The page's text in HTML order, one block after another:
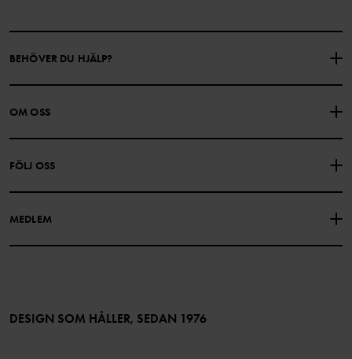
BEHÖVER DU HJÄLP?
KONTAKTA OSS
PRESENTKORTSALDO KÖPVILLKOR
INTEGRITETSPOLICY
OM OSS
FÖLJ OSS
MEDLEM
Bli medlem
DESIGN SOM HÅLLER, SEDAN 1976